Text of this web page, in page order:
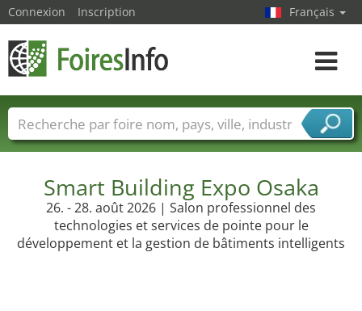
Smart Building Expo Osaka
26. - 28. août 2026 | Salon professionnel des
technologies et services de pointe pour le
développement et la gestion de bâtiments intelligents
Connexion Inscription Français
Toggle
Foire noms Pays Villes
Secteurs de foire